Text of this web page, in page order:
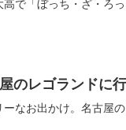
で「ぼっち・ざ・ろっ
のレゴランドに行
なお出かけ。名古屋